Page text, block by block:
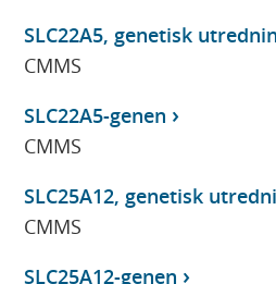
SLC22A5, genetisk
CMMS
SLC22A5-genen
CMMS
SLC25A12, genetisk
CMMS
SLC25A12-genen